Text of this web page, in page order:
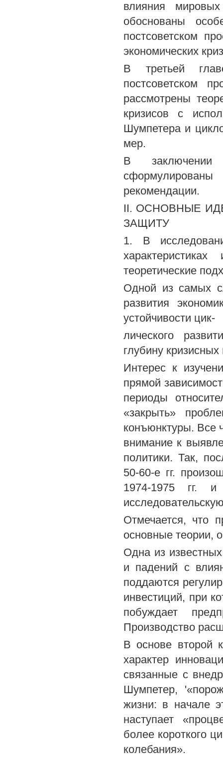
влияния
обоснованы
постсоветском
экономических
В третьей
постсоветском
рассмотрены
кризисов с
Шумпетера и
мер.
В заключении
рекомендации.
II. ОСНОВНЫЕ
ЗАЩИТУ
1. В
теоретические
Одной из самых
развития
устойчивости цик-
лического
глубину
Интерес к
прямой
периоды
«закрыть»
конъюнктуры. Все
внимание к
политики. Так,
50-60-е гг.
1974-1975 гг. и
Отмечается, что
основные теории,
Одна из
и падений с
поддаются
инвестиций, при
побуждает
Производство
В основе второй
характер
связанные с
Шумпетер,
жизни: в начале
наступает
более короткого
колебания».